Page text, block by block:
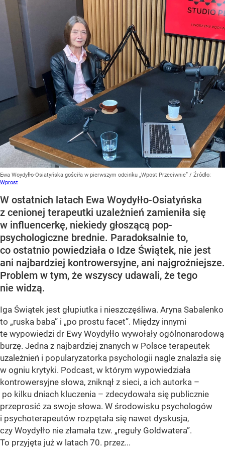
Ewa Woydyłło-Osiatyńska gościła w pierwszym odcinku „Wpost Przeciwnie” / Źródło:
Wprost
W ostatnich latach Ewa Woydyłło-Osiatyńska
z cenionej terapeutki uzależnień zamieniła się
w influencerkę, niekiedy głoszącą pop-
psychologiczne brednie. Paradoksalnie to,
co ostatnio powiedziała o Idze Świątek, nie jest
ani najbardziej kontrowersyjne, ani najgroźniejsze.
Problem w tym, że wszyscy udawali, że tego
nie widzą.
Iga Świątek jest głupiutka i nieszczęśliwa. Aryna Sabalenko
to „ruska baba” i „po prostu facet”. Między innymi
te wypowiedzi dr Ewy Woydyłło wywołały ogólnonarodową
burzę. Jedna z najbardziej znanych w Polsce terapeutek
uzależnień i popularyzatorka psychologii nagle znalazła się
w ogniu krytyki. Podcast, w którym wypowiedziała
kontrowersyjne słowa, zniknął z sieci, a ich autorka –
po kilku dniach kluczenia – zdecydowała się publicznie
przeprosić za swoje słowa. W środowisku psychologów
i psychoterapeutów rozpętała się nawet dyskusja,
czy Woydyłło nie złamała tzw. „reguły Goldwatera”.
To przyjęta już w latach 70. przez...